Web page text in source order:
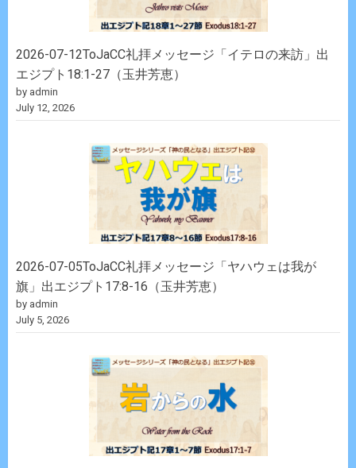
2026-07-12ToJaCC礼拝メッセージ「イテロの来訪」出
エジプト18:1-27（玉井芳恵）
by admin
July 12, 2026
2026-07-05ToJaCC礼拝メッセージ「ヤハウェは我が
旗」出エジプト17:8-16（玉井芳恵）
by admin
July 5, 2026